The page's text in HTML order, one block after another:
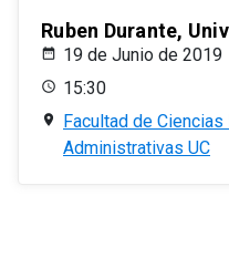
Ruben Durante,
19 de Junio de 2019
15:30
Facultad de
Administrativas UC